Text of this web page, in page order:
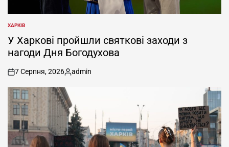
ОПУБЛІКУВАТИ
У
ХАРКІВ
У Харкові пройшли святкові заходи з
нагоди Дня Богодухова
on
7 Серпня, 2026
Опубліковано
admin